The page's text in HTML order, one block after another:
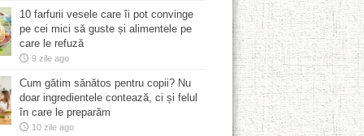
10 farfurii vesele care îi pot convinge
pe cei mici să guste și alimentele pe
care le refuză
9 zile ago
Cum gătim sănătos pentru copii? Nu
doar ingredientele contează, ci și felul
în care le preparăm
10 zile ago